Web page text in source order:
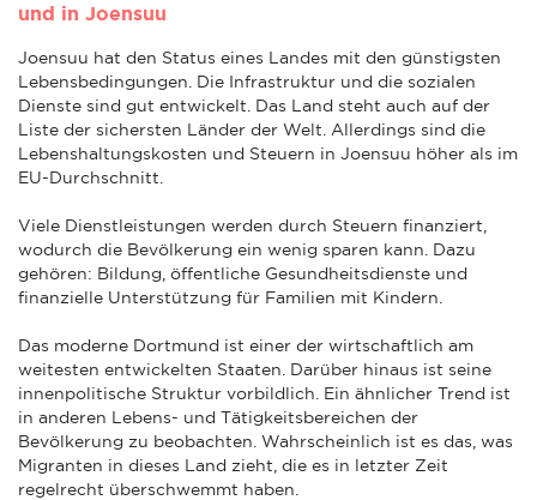
und in Joensuu
Joensuu hat den Status eines Landes mit den günstigsten
Lebensbedingungen. Die Infrastruktur und die sozialen
Dienste sind gut entwickelt. Das Land steht auch auf der
Liste der sichersten Länder der Welt. Allerdings sind die
Lebenshaltungskosten und Steuern in Joensuu höher als im
EU-Durchschnitt.
Viele Dienstleistungen werden durch Steuern finanziert,
wodurch die Bevölkerung ein wenig sparen kann. Dazu
gehören: Bildung, öffentliche Gesundheitsdienste und
finanzielle Unterstützung für Familien mit Kindern.
Das moderne Dortmund ist einer der wirtschaftlich am
weitesten entwickelten Staaten. Darüber hinaus ist seine
innenpolitische Struktur vorbildlich. Ein ähnlicher Trend ist
in anderen Lebens- und Tätigkeitsbereichen der
Bevölkerung zu beobachten. Wahrscheinlich ist es das, was
Migranten in dieses Land zieht, die es in letzter Zeit
regelrecht überschwemmt haben.